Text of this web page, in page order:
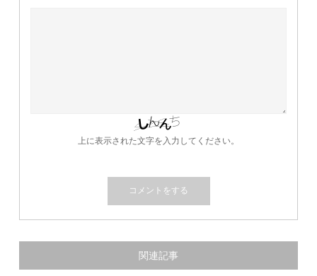
上に表示された文字を入力してください。
関連記事